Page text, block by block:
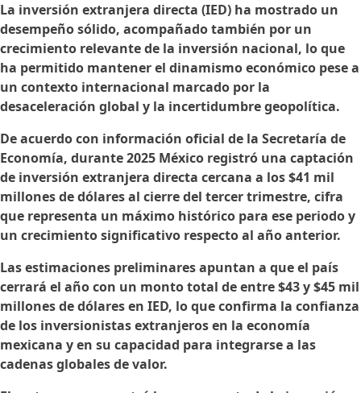
La inversión extranjera directa (IED) ha mostrado un
desempeño sólido, acompañado también por un
crecimiento relevante de la inversión nacional, lo que
ha permitido mantener el dinamismo económico pese a
un contexto internacional marcado por la
desaceleración global y la incertidumbre geopolítica.
De acuerdo con información oficial de la Secretaría de
Economía, durante 2025 México registró una captación
de inversión extranjera directa cercana a los $41 mil
millones de dólares al cierre del tercer trimestre, cifra
que representa un máximo histórico para ese periodo y
un crecimiento significativo respecto al año anterior.
Las estimaciones preliminares apuntan a que el país
cerrará el año con un monto total de entre $43 y $45 mil
millones de dólares en IED, lo que confirma la confianza
de los inversionistas extranjeros en la economía
mexicana y en su capacidad para integrarse a las
cadenas globales de valor.